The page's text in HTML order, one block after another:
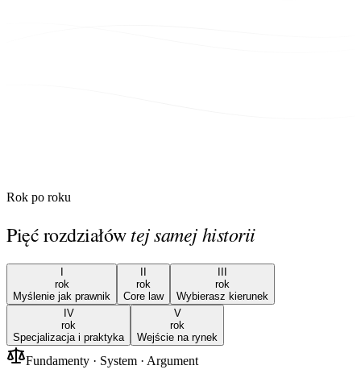
Rok po roku
Pięć rozdziałówtej samej historii
I
rok
Myślenie jak prawnik
II
rok
Core law
III
rok
Wybierasz kierunek
IV
rok
Specjalizacja i praktyka
V
rok
Wejście na rynek
Fundamenty · System · Argument